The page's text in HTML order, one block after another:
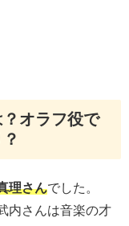
オラフ役で
理さんでした。
内さんは音楽の才